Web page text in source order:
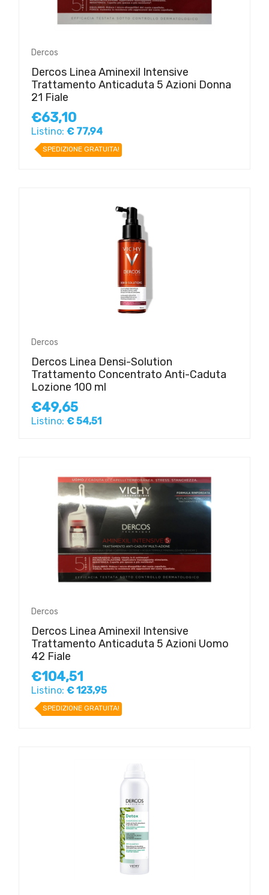
Dercos
Dercos Linea Aminexil Intensive
Trattamento Anticaduta 5 Azioni Donna
21 Fiale
€63,10
Listino: € 77,94
SPEDIZIONE GRATUITA!
Dercos
Dercos Linea Densi-Solution
Trattamento Concentrato Anti-Caduta
Lozione 100 ml
€49,65
Listino: € 54,51
Dercos
Dercos Linea Aminexil Intensive
Trattamento Anticaduta 5 Azioni Uomo
42 Fiale
€104,51
Listino: € 123,95
SPEDIZIONE GRATUITA!